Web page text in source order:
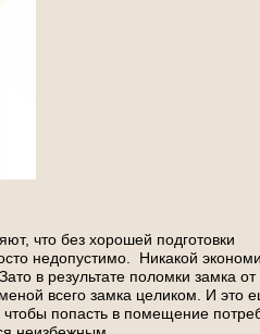
что без хорошей подготовки
недопустимо. Никакой
в результате поломки замка от
всего замка целиком. И это
попасть в помещение